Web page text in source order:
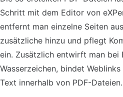
Schritt mit dem Editor von
entfernt man einzelne Seiten
zusätzliche hinzu und pflegt
ein. Zusätzlich entwirft man bei
Wasserzeichen, bindet
Text innerhalb von PDF-Dateien.